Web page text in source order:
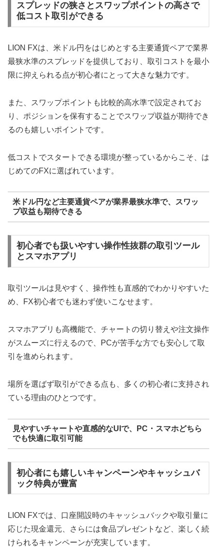
スプレッドの狭さとスワップポイントの高さで
低コスト取引ができる
LION FXは、米ドル円をはじめとする主要通貨ペアで業界
最狭水準のスプレッドを提供しており、取引コストを最小
限に抑えられる点が初心者にとって大きな魅力です。
また、スワップポイントも比較的高水準で設定されてお
り、ポジションを保有することでスワップ収益が期待でき
るのも嬉しいポイントです。
低コストでスタートできる環境が整っているからこそ、は
じめてのFXに選ばれています。
米ドル円など主要通貨ペアが業界最狭水準で、スワッ
プ収益も期待できる
初心者でも扱いやすい操作性抜群の取引ツール
とスマホアプリ
取引ツールは見やすく、操作性も直感的でわかりやすいた
め、FX初心者でも迷わず使いこなせます。
スマホアプリも高機能で、チャートの切り替えや注文操作
がスムーズに行えるので、PCが苦手な方でも安心して取
引を進められます。
場所を選ばず取引ができる点も、多くの初心者に支持され
ている理由のひとつです。
見やすいチャートや直感的なUIで、PC・スマホどちら
でも快適に取引可能
初心者にも嬉しいキャンペーンやキャッシュバ
ック特典が豊富
LION FXでは、口座開設時のキャッシュバックや取引量に
応じた現金還元、さらには食品プレゼントなど、楽しく続
けられるキャンペーンが充実しています。